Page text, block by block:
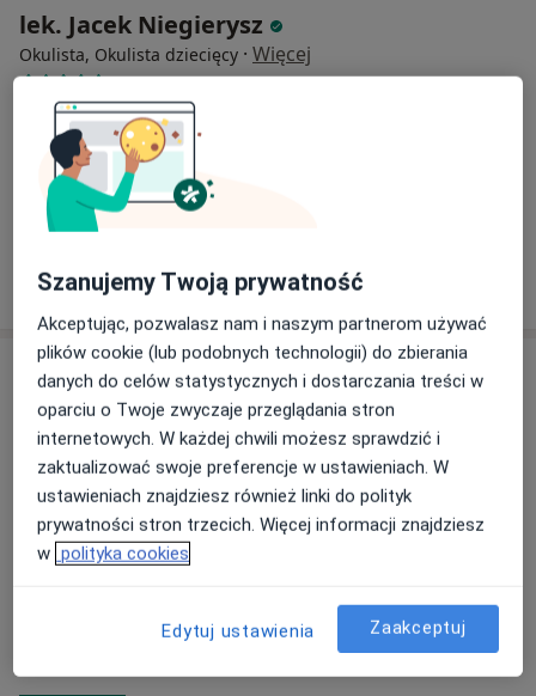
lek. Jacek Niegierysz
Okulista, Okulista dziecięcy · Więcej
676 opinii
Przyjaźni 54/UO2, Wrocław
Ozonomedica sp z.o.o
Konsultacja okulistyczna
Poproś o wizytę
lek. Patrycja Gawrońska
Szanujemy Twoją prywatność
Akceptując, pozwalasz nam i naszym partnerom używać
plików cookie (lub podobnych technologii) do zbierania
danych do celów statystycznych i dostarczania treści w
oparciu o Twoje zwyczaje przeglądania stron
internetowych. W każdej chwili możesz sprawdzić i
zaktualizować swoje preferencje w ustawieniach. W
ustawieniach znajdziesz również linki do polityk
prywatności stron trzecich. Więcej informacji znajdziesz
w polityka cookies
Edytuj ustawienia Zaakceptuj